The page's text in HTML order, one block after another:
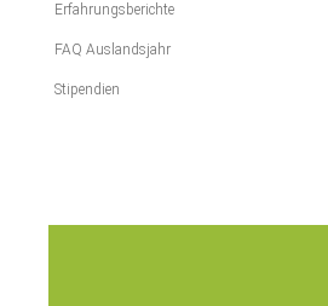
Erfahrungsberichte
FAQ Auslandsjahr
Stipendien